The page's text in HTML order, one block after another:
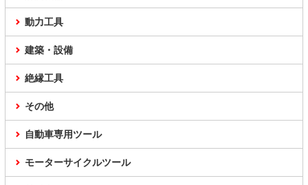
動力工具
建築・設備
絶縁工具
その他
自動車専用ツール
モーターサイクルツール